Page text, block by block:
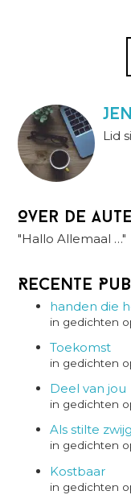
Lid
Over de
"Hallo Allemaal …"
Recente
handen die
in gedichten
Toekomst
in gedichten
Deel van jou
in gedichten
Als stilte
in gedichten
Kostbaar
in gedichten